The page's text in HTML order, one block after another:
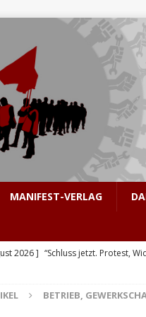
MANIFEST-VERLAG
2026 ] “Schluss jetzt. Protest,
2026 ]
Hinter den Barrikaden:
BETRIEB,